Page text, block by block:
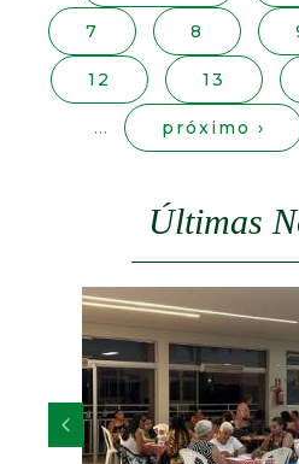
n
a
7 8
12 13
… próximo ›
Últimas